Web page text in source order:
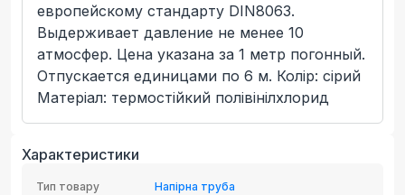
европейскому стандарту DIN8063.
Выдерживает давление не менее 10
атмосфер. Цена указана за 1 метр погонный.
Отпускается единицами по 6 м. Колір: сірий
Матеріал: термостійкий полівінілхлорид
Характеристики
Тип товару Напірна труба